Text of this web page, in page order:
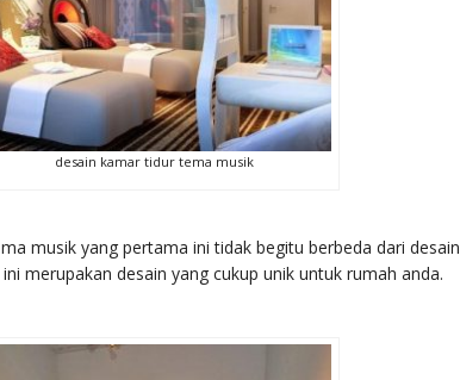
desain kamar tidur tema musik
musik yang pertama ini tidak begitu berbeda dari desain
merupakan desain yang cukup unik untuk rumah anda.